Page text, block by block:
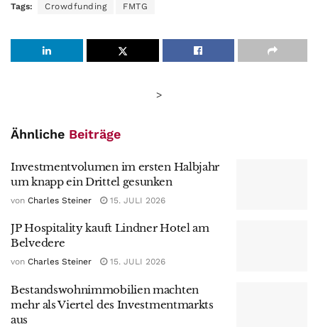
Tags: Crowdfunding FMTG
>
Ähnliche Beiträge
Investmentvolumen im ersten Halbjahr
um knapp ein Drittel gesunken
von Charles Steiner 15. JULI 2026
JP Hospitality kauft Lindner Hotel am
Belvedere
von Charles Steiner 15. JULI 2026
Bestandswohnimmobilien machten
mehr als Viertel des Investmentmarkts
aus